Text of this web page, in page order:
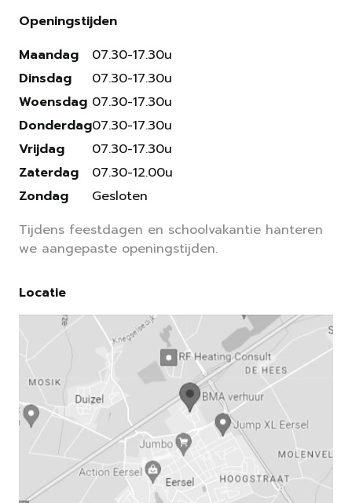
Openingstijden
Maandag
Dinsdag
Woensdag
Donderdag
Vrijdag
Zaterdag
Zondag
07.30-17.30u
07.30-17.30u
07.30-17.30u
07.30-17.30u
07.30-17.30u
07.30-12.00u
Gesloten
Tijdens feestdagen en schoolvakantie hanteren
we aangepaste openingstijden.
Locatie